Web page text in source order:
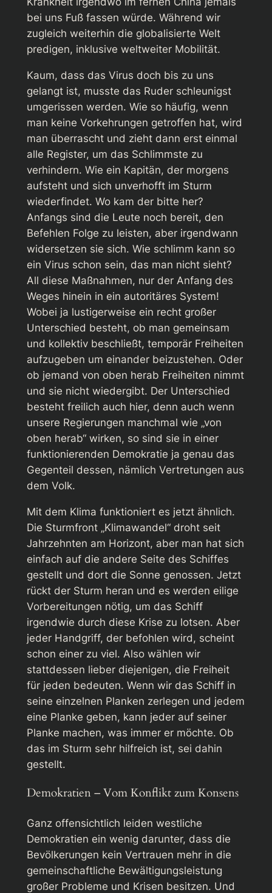
bei uns Fuß fassen würde. Während wir
zugleich weiterhin die globalisierte Welt
predigen, inklusive weltweiter Mobilität.
Kaum, dass das Virus doch bis zu uns
gelangt ist, musste das Ruder schleunigst
umgerissen werden. Wie so häufig, wenn
man keine Vorkehrungen getroffen hat, wird
man überrascht und zieht dann erst einmal
alle Register, um das Schlimmste zu
verhindern. Wie ein Kapitän, der morgens
aufsteht und sich unverhofft im Sturm
wiederfindet. Wo kam der bitte her?
Anfangs sind die Leute noch bereit, den
Befehlen Folge zu leisten, aber irgendwann
widersetzen sie sich. Wie schlimm kann so
ein Virus schon sein, das man nicht sieht?
All diese Maßnahmen, nur der Anfang des
Weges hinein in ein autoritäres System!
Wobei ja lustigerweise ein recht großer
Unterschied besteht, ob man gemeinsam
und kollektiv beschließt, temporär Freiheiten
aufzugeben um einander beizustehen. Oder
ob jemand von oben herab Freiheiten nimmt
und sie nicht wiedergibt. Der Unterschied
besteht freilich auch hier, denn auch wenn
unsere Regierungen manchmal wie „von
oben herab“ wirken, so sind sie in einer
funktionierenden Demokratie ja genau das
Gegenteil dessen, nämlich Vertretungen aus
dem Volk.
Mit dem Klima funktioniert es jetzt ähnlich.
Die Sturmfront „Klimawandel“ droht seit
Jahrzehnten am Horizont, aber man hat sich
einfach auf die andere Seite des Schiffes
gestellt und dort die Sonne genossen. Jetzt
rückt der Sturm heran und es werden eilige
Vorbereitungen nötig, um das Schiff
irgendwie durch diese Krise zu lotsen. Aber
jeder Handgriff, der befohlen wird, scheint
schon einer zu viel. Also wählen wir
stattdessen lieber diejenigen, die Freiheit
für jeden bedeuten. Wenn wir das Schiff in
seine einzelnen Planken zerlegen und jedem
eine Planke geben, kann jeder auf seiner
Planke machen, was immer er möchte. Ob
das im Sturm sehr hilfreich ist, sei dahin
gestellt.
Demokratien – Vom Konflikt zum Konsens
Ganz offensichtlich leiden westliche
Demokratien ein wenig darunter, dass die
Bevölkerungen kein Vertrauen mehr in die
gemeinschaftliche Bewältigungsleistung
großer Probleme und Krisen besitzen. Und